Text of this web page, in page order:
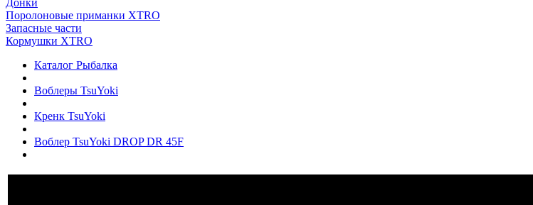
Донки
Поролоновые приманки XTRO
Запасные части
Кормушки XTRO
Каталог Рыбалка
Воблеры TsuYoki
Кренк TsuYoki
Воблер TsuYoki DROP DR 45F